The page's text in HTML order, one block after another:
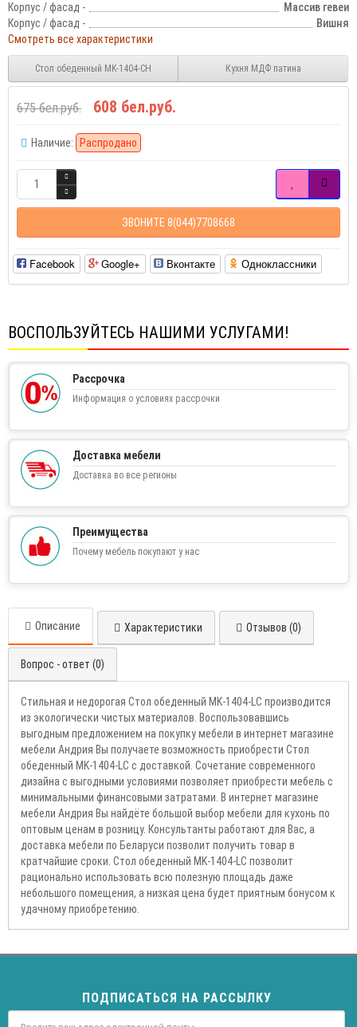
Корпус / фасад -
Массив гевеи
Корпус / фасад -
Вишня
Смотреть все характеристики
Стол обеденный MK-1404-CH Кухня МДФ патина
675 бел.руб. 608 бел.руб.
Наличие: Распродано
ЗВОНИТЕ 8(044)7708668
Facebook Google+ Вконтакте Одноклассники
ВОСПОЛЬЗУЙТЕСЬ НАШИМИ УСЛУГАМИ!
Рассрочка
Информация о условиях рассрочки
Доставка мебели
Доставка во все регионы
Преимущества
Почему мебель покупают у нас
Описание Характеристики Отзывов (0)
Вопрос - ответ (0)
Стильная и недорогая Стол обеденный MK-1404-LC производится
из экологически чистых материалов. Воспользовавшись
выгодным предложением на покупку мебели в интернет магазине
мебели Андрия Вы получаете возможность приобрести Стол
обеденный MK-1404-LC с доставкой. Сочетание современного
дизайна с выгодными условиями позволяет приобрести мебель с
минимальными финансовыми затратами. В интернет магазине
мебели Андрия Вы найдёте большой выбор мебели для кухонь по
оптовым ценам в розницу. Консультанты работают для Вас, а
доставка мебели по Беларуси позволит получить товар в
кратчайшие сроки. Стол обеденный MK-1404-LC позволит
рационально использовать всю полезную площадь даже
небольшого помещения, а низкая цена будет приятным бонусом к
удачному приобретению.
ПОДПИСАТЬСЯ НА РАССЫЛКУ